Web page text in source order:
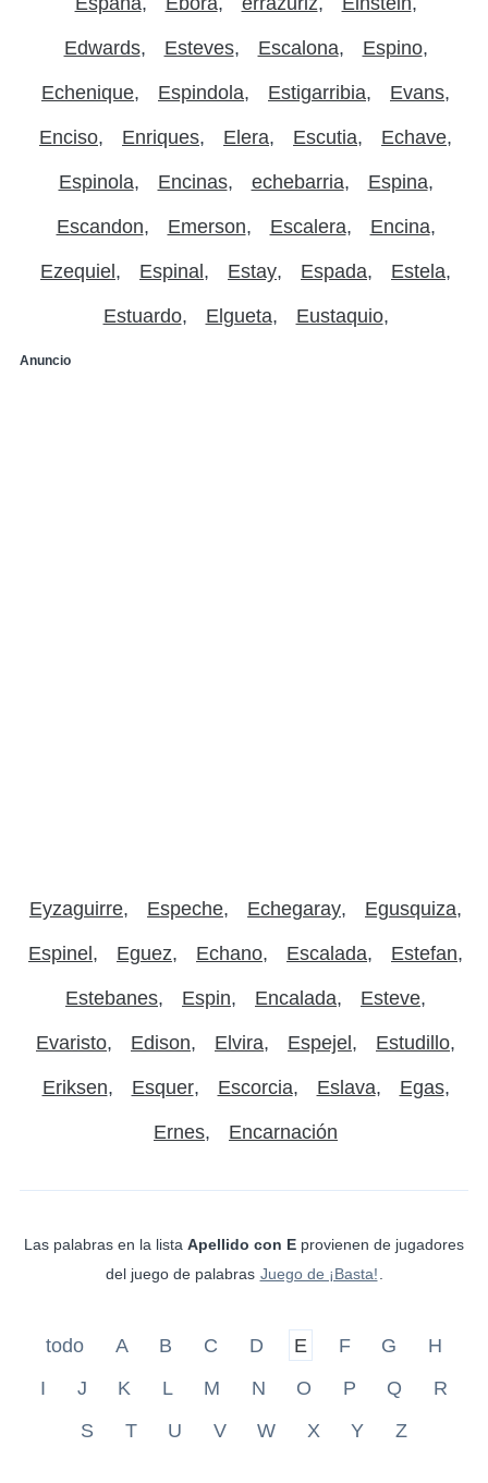
Edwards Esteves Escalona Espino
Echenique Espindola Estigarribia Evans
Enciso Enriques Elera Escutia Echave
Espinola Encinas echebarria Espina
Escandon Emerson Escalera Encina
Ezequiel Espinal Estay Espada Estela
Estuardo Elgueta Eustaquio
Anuncio
Eyzaguirre Espeche Echegaray Egusquiza
Espinel Eguez Echano Escalada Estefan
Estebanes Espin Encalada Esteve
Evaristo Edison Elvira Espejel Estudillo
Eriksen Esquer Escorcia Eslava Egas
Ernes Encarnación
Las palabras en la lista Apellido con E provienen de jugadores
del juego de palabras Juego de ¡Basta!
todo A B C D E F G
H
I
J K L M N O P Q
R
S
T U V W X Y Z